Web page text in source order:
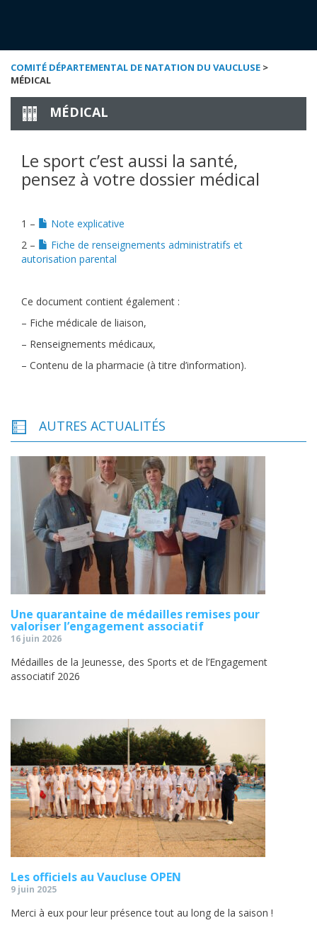
COMITÉ DÉPARTEMENTAL DE NATATION DU VAUCLUSE >
MÉDICAL
MÉDICAL
Le sport c’est aussi la santé,
pensez à votre dossier médical
1 –
Note explicative
2 –
Fiche de renseignements administratifs et
autorisation parental
Ce document contient également :
– Fiche médicale de liaison,
– Renseignements médicaux,
– Contenu de la pharmacie (à titre d’information).
AUTRES ACTUALITÉS
Une quarantaine de médailles remises pour
valoriser l’engagement associatif
16 juin 2026
Médailles de la Jeunesse, des Sports et de l’Engagement
associatif 2026
Les officiels au Vaucluse OPEN
9 juin 2025
Merci à eux pour leur présence tout au long de la saison !